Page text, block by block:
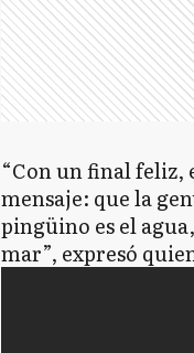
“Con un final feliz,
mensaje: que la
pingüino es el
mar”, expresó